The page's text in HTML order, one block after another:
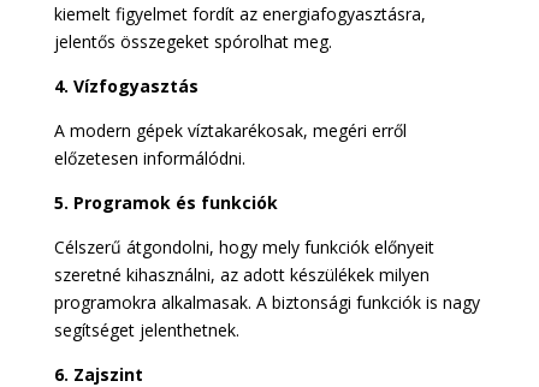
kiemelt figyelmet fordít az energiafogyasztásra,
jelentős összegeket spórolhat meg.
4. Vízfogyasztás
A modern gépek víztakarékosak, megéri erről
előzetesen informálódni.
5. Programok és funkciók
Célszerű átgondolni, hogy mely funkciók előnyeit
szeretné kihasználni, az adott készülékek milyen
programokra alkalmasak. A biztonsági funkciók is nagy
segítséget jelenthetnek.
6. Zajszint